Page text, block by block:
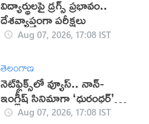
విద్యార్థులపై డ్రగ్స్ ప్రభావం..
దేశవ్యాప్తంగా పరీక్షలు
Aug 07, 2026, 17:08 IST
తెలంగాణ
నెట్‌ఫ్లిక్స్‌లో వ్యూస్.. నాన్-
ఇంగ్లీష్ సినిమాగా ‘ధురంధర్’
రికార్డుAug 07, 2026, 17:08 IST